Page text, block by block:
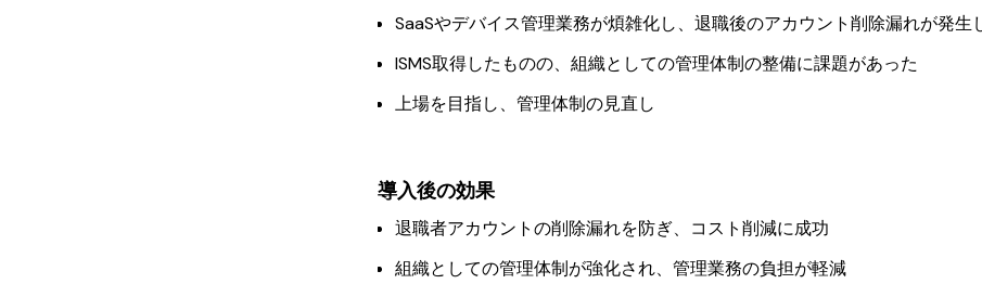
SaaSやデバイス管理業務が煩雑化し、退職後のアカウント削除漏れが発生
ISMS取得したものの、組織としての管理体制の整備に課題があった
上場を目指し、管理体制の見直し
導入後の効果
退職者アカウントの削除漏れを防ぎ、コスト削減に成功
組織としての管理体制が強化され、管理業務の負担が軽減